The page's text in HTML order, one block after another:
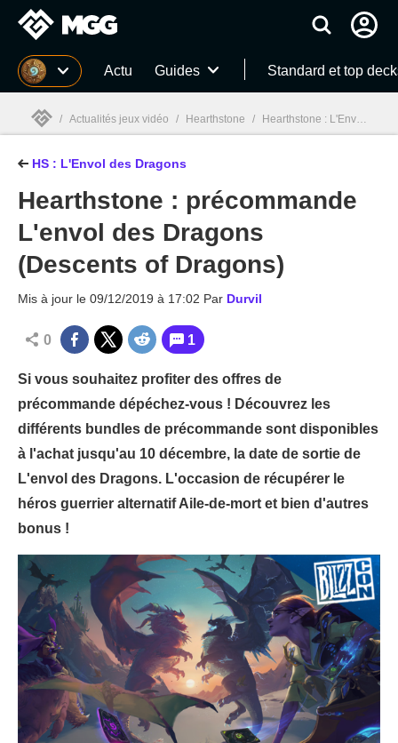
MGG Actu Guides Standard et top
MGG
/ Actualités jeux vidéo / Hearthstone / Hearthstone : L'Envol des Dragons (Descent of dragons)
HS : L'Envol des Dragons
Hearthstone : précommande
L'envol des Dragons
(Descents of Dragons)
Mis à jour le 09/12/2019 à 17:02 Par Durvil
0 1
Si vous souhaitez profiter des offres de
précommande dépéchez-vous ! Découvrez les
différents bundles de précommande sont disponibles
à l'achat jusqu'au 10 décembre, la date de sortie de
L'envol des Dragons. L'occasion de récupérer le
héros guerrier alternatif Aile-de-mort et bien d'autres
bonus !